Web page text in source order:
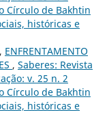
Círculo de Bakhtin
históricas e
ENFRENTAMENTO
, Saberes: Revista
v. 25 n. 2
Círculo de Bakhtin
históricas e